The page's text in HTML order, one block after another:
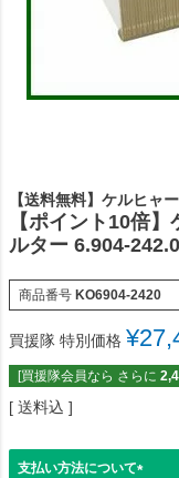
【送料無料】ケルヒャ
【ポイント10倍
ルター 6.904-
商品番号 KO6904-2420
買援隊 特別価格 ¥
[買援隊会員なら さらに
送料込
支払い方法について